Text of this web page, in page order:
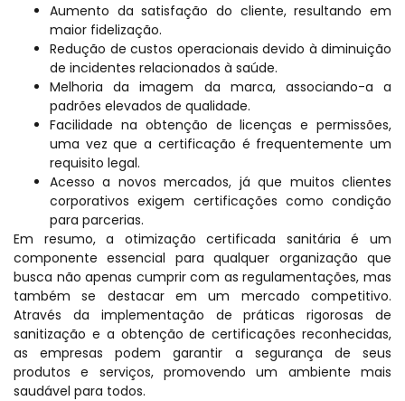
Aumento da satisfação do cliente, resultando em
maior fidelização.
Redução de custos operacionais devido à diminuição
de incidentes relacionados à saúde.
Melhoria da imagem da marca, associando-a a
padrões elevados de qualidade.
Facilidade na obtenção de licenças e permissões,
uma vez que a certificação é frequentemente um
requisito legal.
Acesso a novos mercados, já que muitos clientes
corporativos exigem certificações como condição
para parcerias.
Em resumo, a otimização certificada sanitária é um
componente essencial para qualquer organização que
busca não apenas cumprir com as regulamentações, mas
também se destacar em um mercado competitivo.
Através da implementação de práticas rigorosas de
sanitização e a obtenção de certificações reconhecidas,
as empresas podem garantir a segurança de seus
produtos e serviços, promovendo um ambiente mais
saudável para todos.